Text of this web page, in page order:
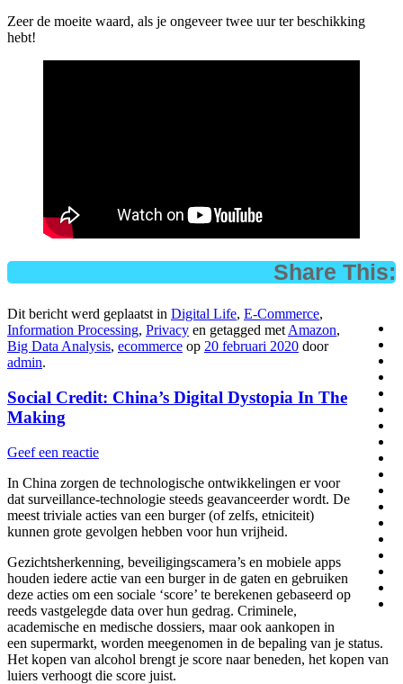
Zeer de moeite waard, als je ongeveer twee uur ter beschikking
hebt!
Share This:
Dit bericht werd geplaatst in Digital Life, E-Commerce,
Information Processing, Privacy en getagged met Amazon,
Big Data Analysis, ecommerce op 20 februari 2020 door
admin.
Social Credit: China’s Digital Dystopia In The
Making
Geef een reactie
In China zorgen de technologische ontwikkelingen er voor
dat surveillance-technologie steeds geavanceerder wordt. De
meest triviale acties van een burger (of zelfs, etniciteit)
kunnen grote gevolgen hebben voor hun vrijheid.
Gezichtsherkenning, beveiligingscamera’s en mobiele apps
houden iedere actie van een burger in de gaten en gebruiken
deze acties om een sociale ‘score’ te berekenen gebaseerd op
reeds vastgelegde data over hun gedrag. Criminele,
academische en medische dossiers, maar ook aankopen in
een supermarkt, worden meegenomen in de bepaling van je status.
Het kopen van alcohol brengt je score naar beneden, het kopen van
luiers verhoogt die score juist.